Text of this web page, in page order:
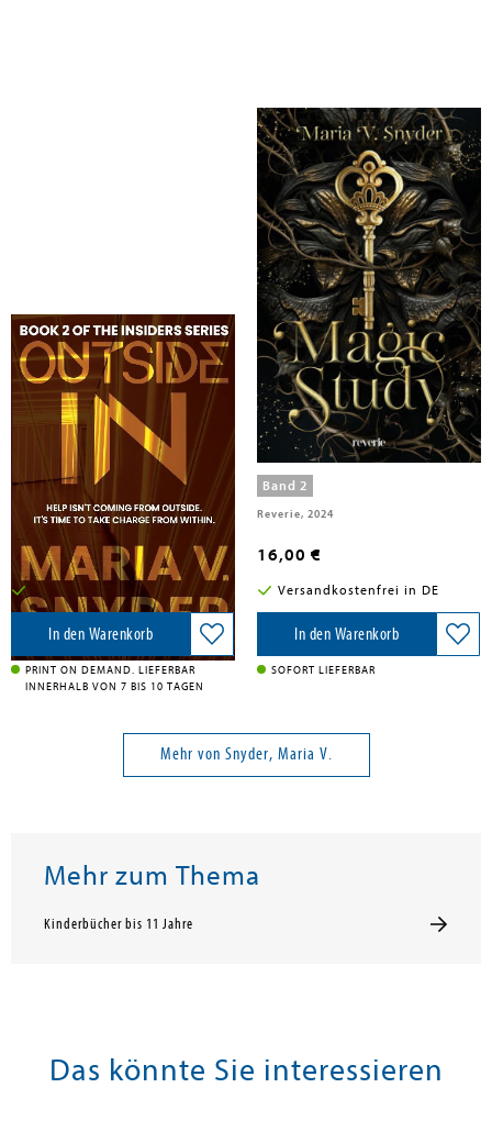
Snyder, Maria V.
Outside In
Maria V. Snyder, 2026
16,70 €
Versandkostenfrei in DE
In den Warenkorb
PRINT ON DEMAND. LIEFERBAR
INNERHALB VON 7 BIS 10 TAGEN
Snyder, Maria V.
Magic Study
Band 2
Reverie, 2024
16,00 €
Versandkostenfrei in DE
In den Warenkorb
SOFORT LIEFERBAR
Mehr von Snyder, Maria V.
Mehr zum Thema
Kinderbücher bis 11 Jahre
Das könnte Sie interessieren